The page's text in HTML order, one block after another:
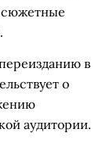
сюжетные
в
о
аудитории.